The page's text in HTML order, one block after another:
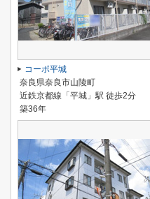
コーポ平城
奈良県奈良市山陵町
近鉄京都線「平城」駅 徒歩2分
築36年